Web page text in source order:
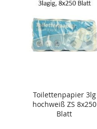
Toilettenpapier 3lg
hochweiß ZS 8x250
Blatt